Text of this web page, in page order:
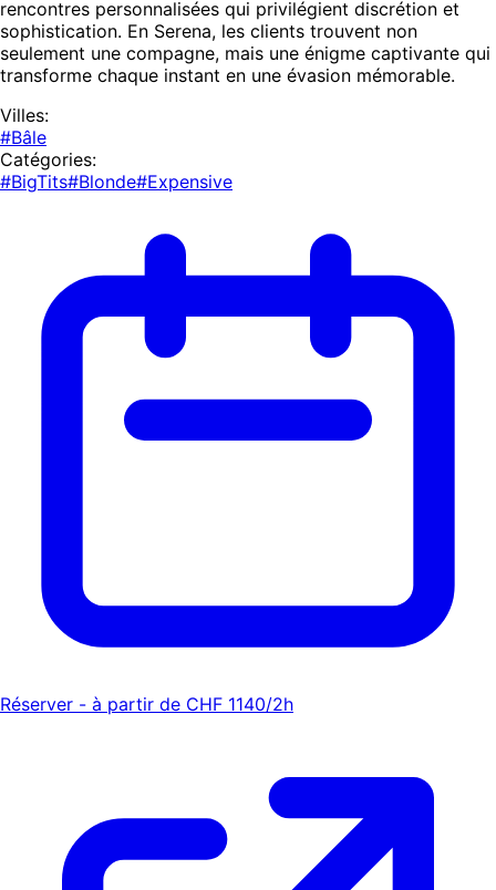
rencontres personnalisées qui privilégient discrétion et
sophistication. En Serena, les clients trouvent non
seulement une compagne, mais une énigme captivante qui
transforme chaque instant en une évasion mémorable.
Villes:
#Bâle
Catégories:
#BigTits#Blonde#Expensive
Réserver - à partir de CHF 1140/2h